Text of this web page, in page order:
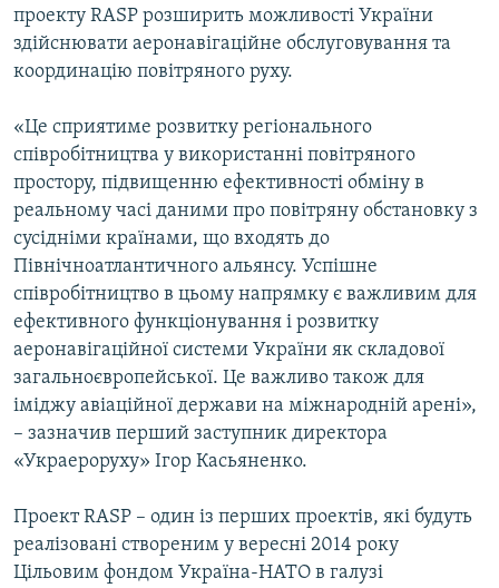
проекту RASP розширить можливості України
здійснювати аеронавігаційне обслуговування та
координацію повітряного руху.
«Це сприятиме розвитку регіонального
співробітництва у використанні повітряного
простору, підвищенню ефективності обміну в
реальному часі даними про повітряну обстановку з
сусідніми країнами, що входять до
Північноатлантичного альянсу. Успішне
співробітництво в цьому напрямку є важливим для
ефективного функціонування і розвитку
аеронавігаційної системи України як складової
загальноєвропейської. Це важливо також для
іміджу авіаційної держави на міжнародній арені»,
– зазначив перший заступник директора
«Украероруху» Ігор Касьяненко.
Проект RASP – один із перших проектів, які будуть
реалізовані створеним у вересні 2014 року
Цільовим фондом Україна-НАТО в галузі